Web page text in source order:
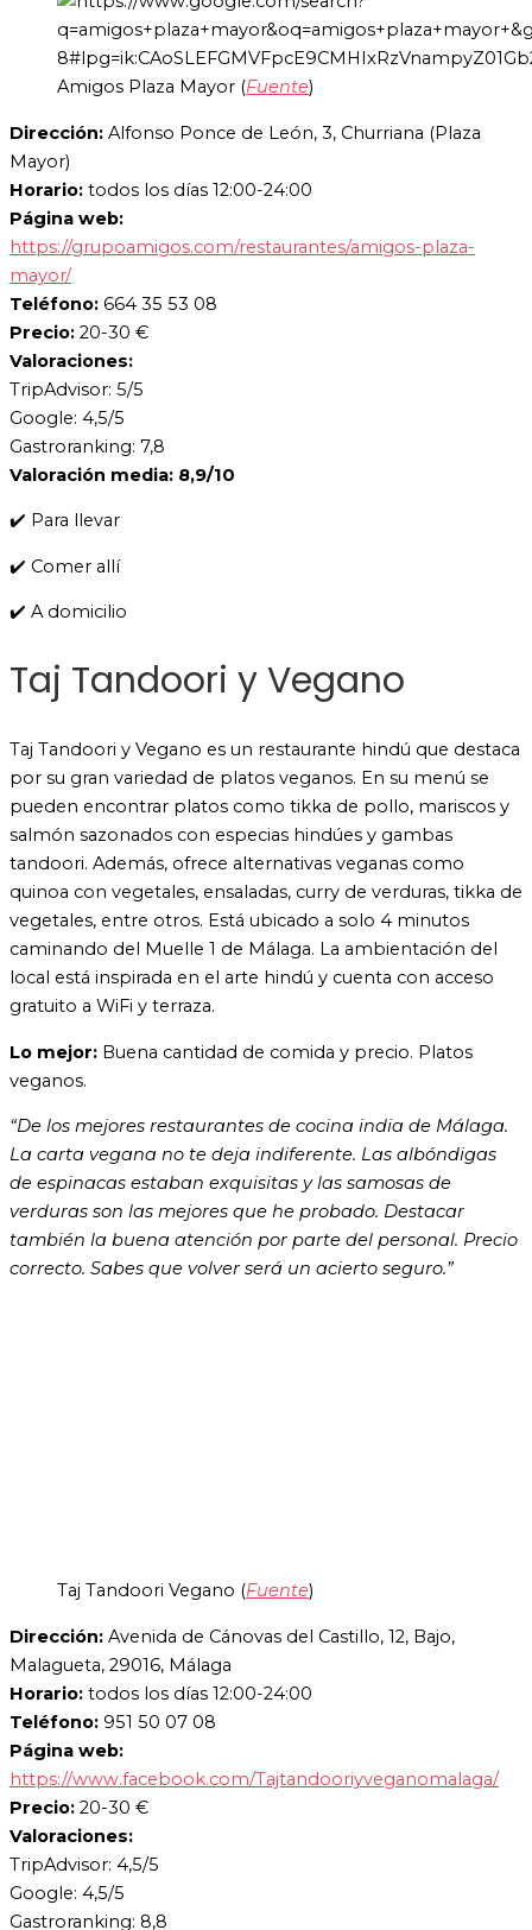
Amigos Plaza Mayor (Fuente)
Dirección: Alfonso Ponce de León, 3, Churriana (Plaza
Mayor)
Horario: todos los días 12:00-24:00
Página web:
https://grupoamigos.com/restaurantes/amigos-plaza-
mayor/
Teléfono: 664 35 53 08
Precio: 20-30 €
Valoraciones:
TripAdvisor: 5/5
Google: 4,5/5
Gastroranking: 7,8
Valoración media: 8,9/10
✔️ Para llevar
✔️ Comer allí
✔️ A domicilio
Taj Tandoori y Vegano
Taj Tandoori y Vegano es un restaurante hindú que destaca
por su gran variedad de platos veganos. En su menú se
pueden encontrar platos como tikka de pollo, mariscos y
salmón sazonados con especias hindúes y gambas
tandoori. Además, ofrece alternativas veganas como
quinoa con vegetales, ensaladas, curry de verduras, tikka de
vegetales, entre otros. Está ubicado a solo 4 minutos
caminando del Muelle 1 de Málaga. La ambientación del
local está inspirada en el arte hindú y cuenta con acceso
gratuito a WiFi y terraza.
Lo mejor: Buena cantidad de comida y precio. Platos
veganos.
“De los mejores restaurantes de cocina india de Málaga.
La carta vegana no te deja indiferente. Las albóndigas
de espinacas estaban exquisitas y las samosas de
verduras son las mejores que he probado. Destacar
también la buena atención por parte del personal. Precio
correcto. Sabes que volver será un acierto seguro.”
Taj Tandoori Vegano (Fuente)
Dirección: Avenida de Cánovas del Castillo, 12, Bajo,
Malagueta, 29016, Málaga
Horario: todos los días 12:00-24:00
Teléfono: 951 50 07 08
Página web:
https://www.facebook.com/Tajtandooriyveganomalaga/
Precio: 20-30 €
Valoraciones:
TripAdvisor: 4,5/5
Google: 4,5/5
Gastroranking: 8,8